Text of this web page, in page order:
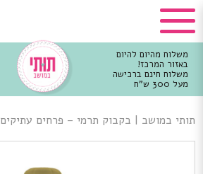
משלוח מהיום להיום
באזור המרכז!
משלוח חינם ברכישה
מעל 300 ש"ח
מרכזי
תותי במושב | בקבוק תרמי – פרחים עתיקים